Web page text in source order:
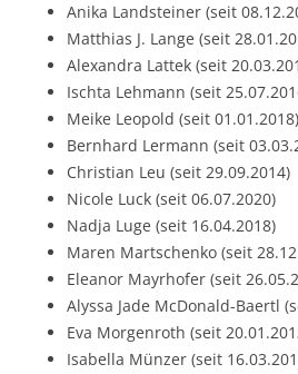
Anika Landsteiner (seit
Matthias J. Lange (seit
Alexandra Lattek (seit
Ischta Lehmann (seit
Meike Leopold (seit 01.01.2018)
Bernhard Lermann (seit
Christian Leu (seit 29.09.2014)
Nicole Luck (seit 06.07.2020)
Nadja Luge (seit 16.04.2018)
Maren Martschenko (seit
Eleanor Mayrhofer (seit
Alyssa Jade McDonald-Baertl
Eva Morgenroth (seit
Isabella Münzer (seit